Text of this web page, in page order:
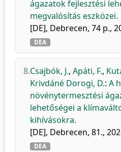
ágazatok fejlesztési
megvalósítás eszközei.
[DE], Debrecen, 74 p.,
DEA
8.Csajbók, J., Apáti, F.,
Krivdáné Dorogi, D.: A
növénytermesztési
lehetőségei a
kihívásokra.
[DE], Debrecen, 81.,
DEA